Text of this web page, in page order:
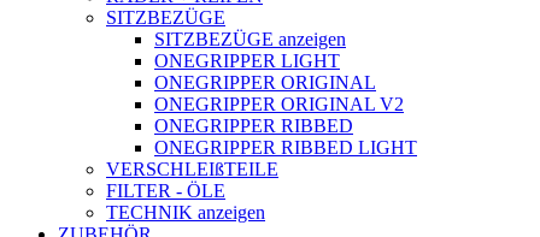
SITZBEZÜGE
SITZBEZÜGE anzeigen
ONEGRIPPER LIGHT
ONEGRIPPER ORIGINAL
ONEGRIPPER ORIGINAL V2
ONEGRIPPER RIBBED
ONEGRIPPER RIBBED LIGHT
VERSCHLEIßTEILE
FILTER - ÖLE
TECHNIK anzeigen